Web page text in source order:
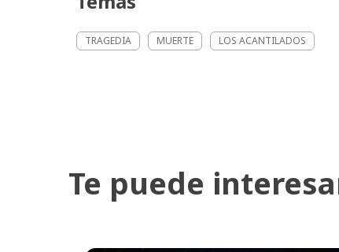
TRAGEDIA MUERTE LOS ACANTILADOS
Te puede